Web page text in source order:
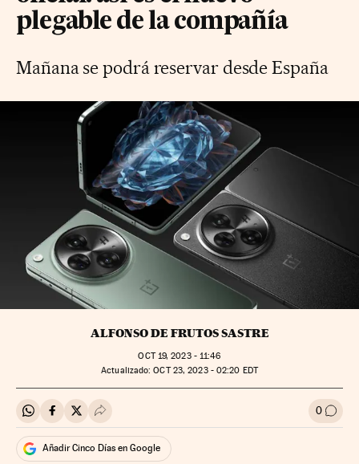
plegable de la compañía
Mañana se podrá reservar desde España
ALFONSO DE FRUTOS SASTRE
OCT19, 2023 - 11:46
actualizado: OCT23, 2023 - 02:20 EDT
Compartir en Whatsapp
Compartir en Facebook
Compartir en Twitter
Desplegar Redes Sociales 0 Ir a
Añadir Cinco Días en Google